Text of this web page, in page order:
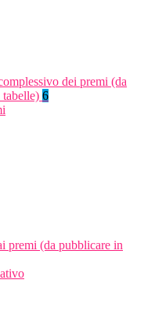
dei premi (da
6
premi (da pubblicare in